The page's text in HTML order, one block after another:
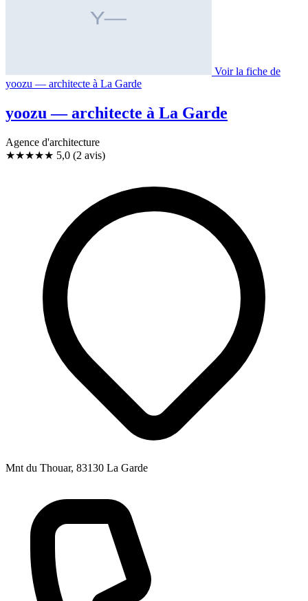
Voir la fiche de
yoozu — architecte à La Garde
yoozu — architecte à La Garde
Agence d'architecture
★★★★★ 5,0 (2 avis)
Mnt du Thouar, 83130 La Garde